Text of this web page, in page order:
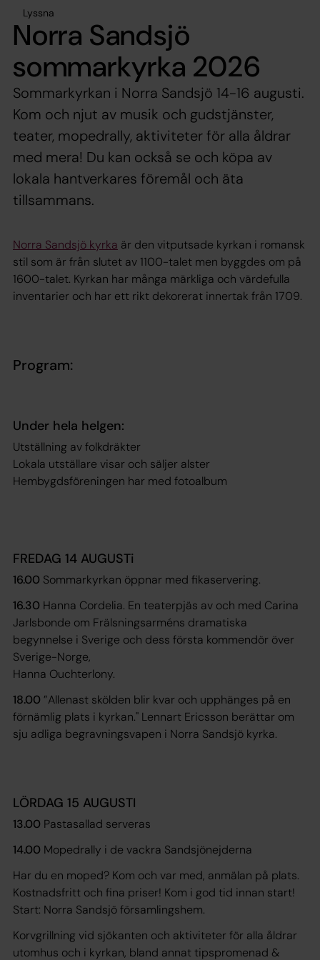
Lyssna
Norra Sandsjö
sommarkyrka 2026
Sommarkyrkan i Norra Sandsjö 14-16 augusti.
Kom och njut av musik och gudstjänster,
teater, mopedrally, aktiviteter för alla åldrar
med mera! Du kan också se och köpa av
lokala hantverkares föremål och äta
tillsammans.
Norra Sandsjö kyrka är den vitputsade kyrkan i romansk
stil som är från slutet av 1100-talet men byggdes om på
1600-talet. Kyrkan har många märkliga och värdefulla
inventarier och har ett rikt dekorerat innertak från 1709.
Program:
Under hela helgen:
Utställning av folkdräkter
Lokala utställare visar och säljer alster
Hembygdsföreningen har med fotoalbum
FREDAG 14 AUGUSTi
16.00 Sommarkyrkan öppnar med fikaservering.
16.30 Hanna Cordelia. En teaterpjäs av och med Carina
Jarlsbonde om Frälsningsarméns dramatiska
begynnelse i Sverige och dess första kommendör över
Sverige-Norge,
Hanna Ouchterlony.
18.00 ”Allenast skölden blir kvar och upphänges på en
förnämlig plats i kyrkan." Lennart Ericsson berättar om
sju adliga begravningsvapen i Norra Sandsjö kyrka.
LÖRDAG 15 AUGUSTI
13.00 Pastasallad serveras
14.00 Mopedrally i de vackra Sandsjönejderna
Har du en moped? Kom och var med, anmälan på plats.
Kostnadsfritt och fina priser! Kom i god tid innan start!
Start: Norra Sandsjö församlingshem.
Korvgrillning vid sjökanten och aktiviteter för alla åldrar
utomhus och i kyrkan, bland annat tipspromenad &